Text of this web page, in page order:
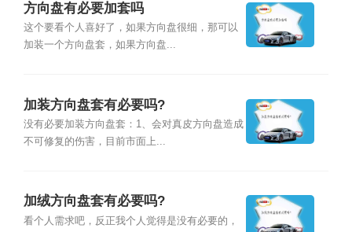
方向盘有必要加套吗
这个要看个人喜好了，如果方向盘很细，那可以
加装一个方向盘套，如果方向盘...
加装方向盘套有必要吗?
没有必要加装方向盘套：1、会对真皮方向盘造成
不可修复的伤害，目前市面上...
加绒方向盘套有必要吗?
看个人需求吧，反正我个人觉得是没有必要的，